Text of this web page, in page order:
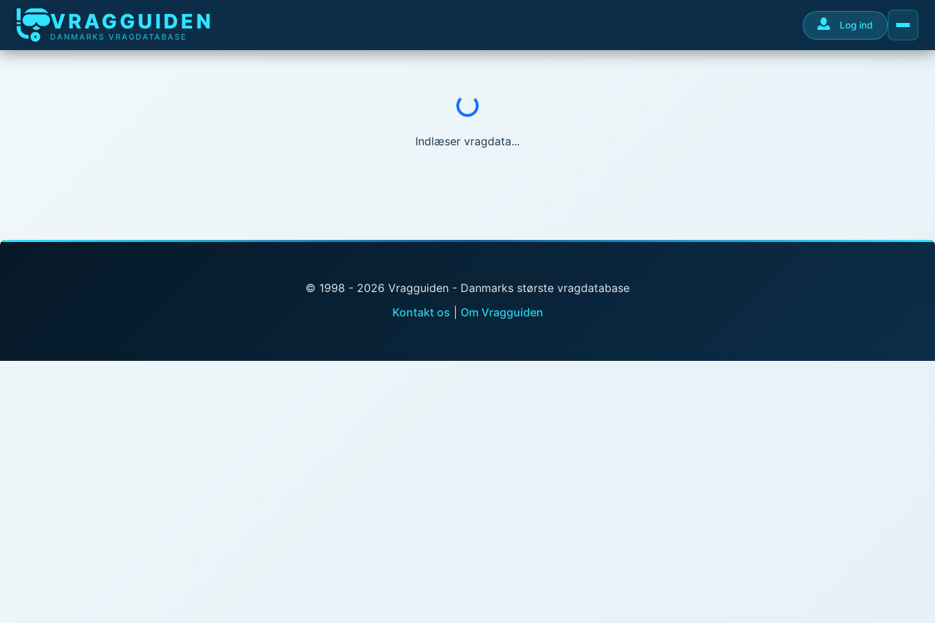
VRAGGUIDEN
DANMARKS VRAGDATABASE
Log ind
Indlæser...
Indlæser vragdata...
© 1998 - 2026 Vragguiden - Danmarks største vragdatabase
Kontakt os
Om Vragguiden